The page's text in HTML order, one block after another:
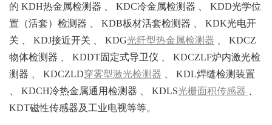
的 KDH热金属检测器 、 KDC冷金属检测器 、 KDD光学位
置（活套）检测器 、 KDB板材活套检测器 、 KDK光电开
关 、 KDJ接近开关 、 KDG光纤型热金属检测器 、 KDCZ
物体检测器 、 KDDT固定式导卫仪 、 KDCZLF炉内激光检
测器 、 KDCZLD穿雾型激光检测器 、 KDL焊缝检测装置
、 KDCH冷热金属通用检测器 、 KDLS光栅面积传感器
KDT磁性传感器及工业电视等等。